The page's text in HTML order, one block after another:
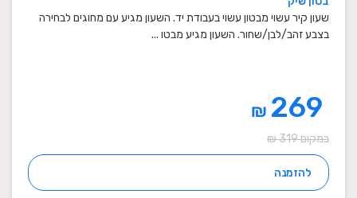
שעון קיר עשוי מבטון עשוי בעבודת יד. השעון מגיע עם מחוגים לבחירה
בצבע זהב/לבן/שחור. השעון מגיע מבטו ...
₪
במקום 319 ₪
להזמנה